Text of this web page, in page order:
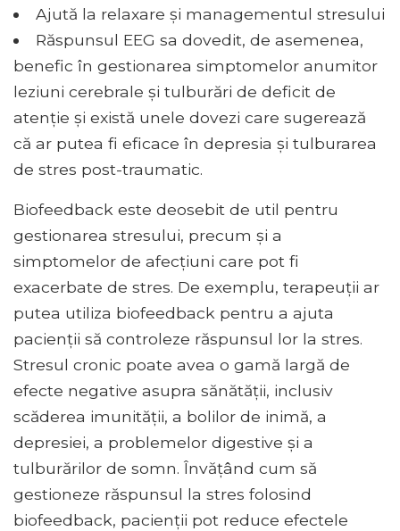
Ajută la relaxare și managementul stresului
Răspunsul EEG sa dovedit, de asemenea,
benefic în gestionarea simptomelor anumitor
leziuni cerebrale și tulburări de deficit de
atenție și există unele dovezi care sugerează
că ar putea fi eficace în depresia și tulburarea
de stres post-traumatic.
Biofeedback este deosebit de util pentru
gestionarea stresului, precum și a
simptomelor de afecțiuni care pot fi
exacerbate de stres. De exemplu, terapeuții ar
putea utiliza biofeedback pentru a ajuta
pacienții să controleze răspunsul lor la stres.
Stresul cronic poate avea o gamă largă de
efecte negative asupra sănătății, inclusiv
scăderea imunității, a bolilor de inimă, a
depresiei, a problemelor digestive și a
tulburărilor de somn. Învățând cum să
gestioneze răspunsul la stres folosind
biofeedback, pacienții pot reduce efectele